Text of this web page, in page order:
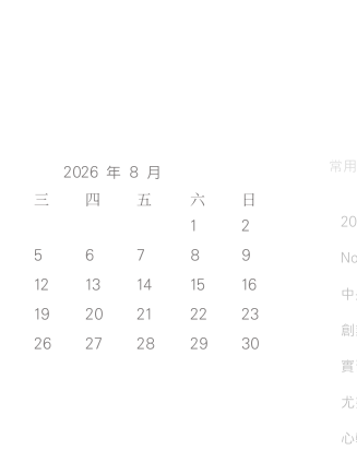
2026 年 8 月
三 四 五 六 日
1
2
5 6 7 8
9
12 13 14 15
16
19 20 21 22
23
26 27 28 29
30
常
實